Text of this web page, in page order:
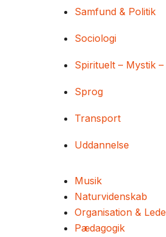
Samfund & Politik
Sociologi
Spirituelt – Mystik
Sprog
Transport
Uddannelse
Musik
Naturvidenskab
Organisation &
Pædagogik